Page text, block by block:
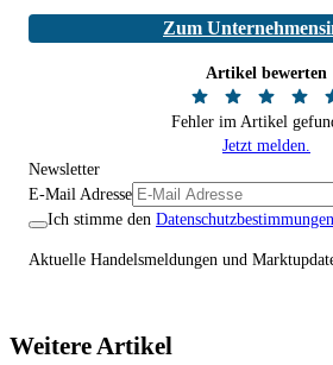
Zum
Artikel bewerten
Fehler im Artikel
Jetzt melden.
Newsletter
E-Mail Adresse
Ich stimme den Datenschutzbestimmungen
Aktuelle Handelsmeldungen und
Weitere Artikel